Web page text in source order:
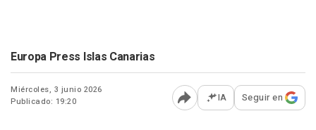
Europa Press Islas Canarias
Miércoles, 3 junio 2026
Publicado: 19:20
Abrir opciones para
IA Seguir en